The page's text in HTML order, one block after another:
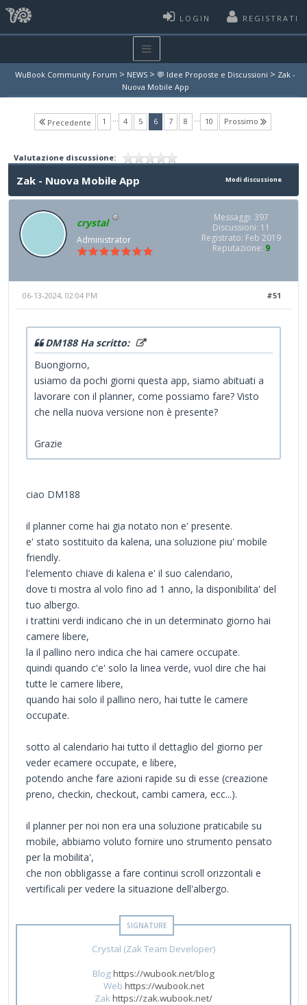
LOGIN REGISTRATI
WuBook Community Forum > NEWS > 💬 Idee Proposte e Discussioni > Zak -
Nuova Mobile App
Precedente 1 … 4 5 6(current)
7 8 … 10 Prossimo
Valutazione discussione:
Modi discussione
Zak - Nuova Mobile App
crystal
Administrator
Messaggi: 397
Discussioni: 11
Registrato: Feb 2019
Reputazione: 9
#51
06-13-2024, 02:04 PM
DM188 Ha scritto:
Buongiorno,
usiamo da pochi giorni questa app, siamo abituati a
lavorare con il planner, come possiamo fare? Visto
che nella nuova versione non è presente?
Grazie
ciao DM188
il planner come hai gia notato non e' presente.
e' stato sostituito da kalena, una soluzione piu' mobile
friendly.
l'elemento chiave di kalena e' il suo calendario,
dove ti mostra al volo fino ad 1 anno, la disponibilita' del
tuo albergo.
i trattini verdi indicano che in un determinato giorno hai
camere libere,
la il pallino nero indica che hai camere occupate.
quindi quando c'e' solo la linea verde, vuol dire che hai
tutte le camere libere,
quando hai solo il pallino nero, hai tutte le camere
occupate.
sotto al calendario hai tutto il dettaglio del giorno per
veder ecamere occupate, e libere,
potendo anche fare azioni rapide su di esse (creazione
preno, checkin, checkout, cambi camera, ecc...).
il planner per noi non era una soluzione praticabile su
mobile, abbiamo voluto fornire uno strumento pensato
per la mobilita',
che non obbligasse a fare continui scroll orizzontali e
vertificali per vedere la situazione dell'albergo.
Crystal (Zak Team Developer)
Bloghttps://wubook.net/blog
Web https://wubook.net
Zakhttps://zak.wubook.net/